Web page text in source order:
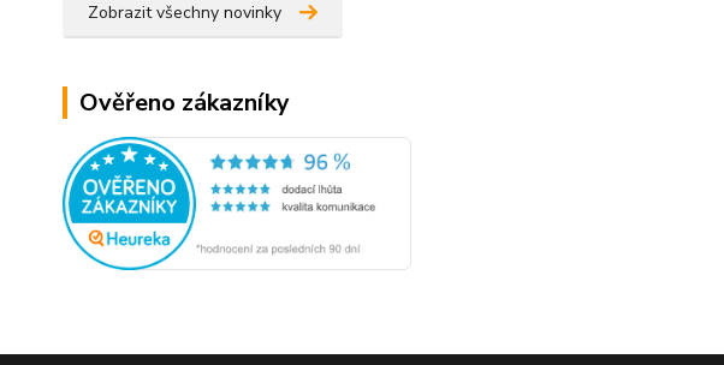
Zobrazit všechny novinky
Ověřeno zákazníky